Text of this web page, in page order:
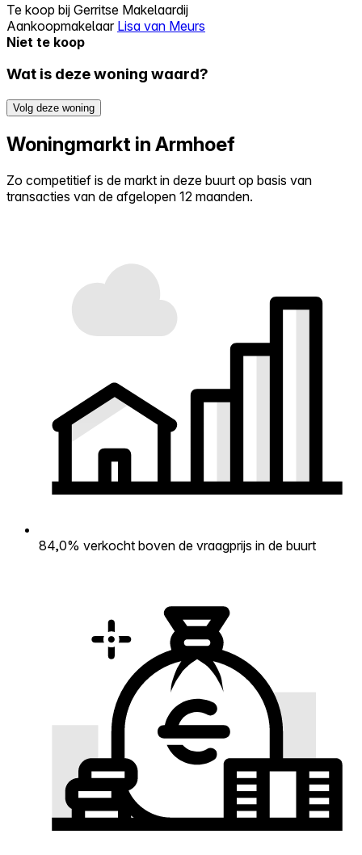
Te koop bij Gerritse Makelaardij
Aankoopmakelaar Lisa van Meurs
Niet te koop
Wat is deze woning waard?
Volg deze woning
Woningmarkt in Armhoef
Zo competitief is de markt in deze buurt op basis van
transacties van de afgelopen 12 maanden.
84,0% verkocht boven de vraagprijs in de buurt